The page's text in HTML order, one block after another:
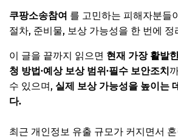
쿠팡소송참여 를 고민하는 피해자분들
절차, 준비물, 보상 가능성을 한 번에 정
이 글을 끝까지 읽으면 현재 가장 활발
청 방법·예상 보상 범위·필수 보안조치
수 있으며, 실제 보상 가능성을 높이는
다.
최근 개인정보 유출 규모가 커지면서